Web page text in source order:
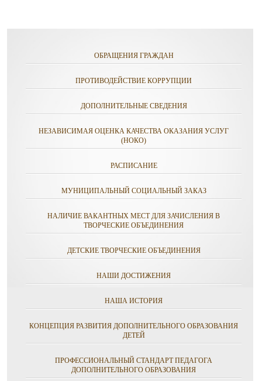
ОБРАЩЕНИЯ ГРАЖДАН
ПРОТИВОДЕЙСТВИЕ КОРРУПЦИИ
ДОПОЛНИТЕЛЬНЫЕ СВЕДЕНИЯ
НЕЗАВИСИМАЯ ОЦЕНКА КАЧЕСТВА ОКАЗАНИЯ УСЛУГ
(НОКО)
РАСПИСАНИЕ
МУНИЦИПАЛЬНЫЙ СОЦИАЛЬНЫЙ ЗАКАЗ
НАЛИЧИЕ ВАКАНТНЫХ МЕСТ ДЛЯ ЗАЧИСЛЕНИЯ В
ТВОРЧЕСКИЕ ОБЪЕДИНЕНИЯ
ДЕТСКИЕ ТВОРЧЕСКИЕ ОБЪЕДИНЕНИЯ
НАШИ ДОСТИЖЕНИЯ
НАША ИСТОРИЯ
КОНЦЕПЦИЯ РАЗВИТИЯ ДОПОЛНИТЕЛЬНОГО ОБРАЗОВАНИЯ
ДЕТЕЙ
ПРОФЕССИОНАЛЬНЫЙ СТАНДАРТ ПЕДАГОГА
ДОПОЛНИТЕЛЬНОГО ОБРАЗОВАНИЯ